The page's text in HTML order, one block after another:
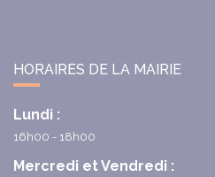
HORAIRES DE LA MAIRIE
Lundi :
16h00 - 18h00
Mercredi et Vendredi :